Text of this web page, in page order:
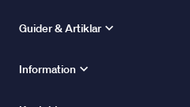
Guider & Artiklar
Information